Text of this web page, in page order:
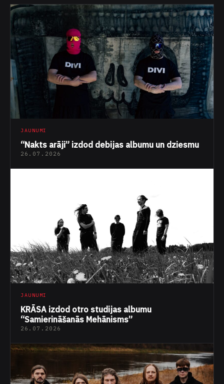
JAUNUMI
“Nakts arāji” izdod debijas albumu un dziesmu
26.07.2026
JAUNUMI
KRĀSA izdod otro studijas albumu
“Samierināšanās Mehānisms”
26.07.2026